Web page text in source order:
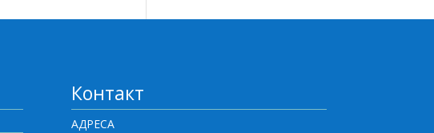
Контакт
АДРЕСА